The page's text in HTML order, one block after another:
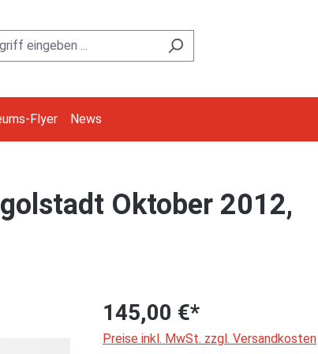
Flyer News
Oktober 2012,
145,00 €*
Preise inkl. MwSt. zzgl. Versandkosten